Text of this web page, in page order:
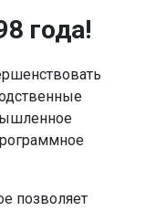
года!
позволяет